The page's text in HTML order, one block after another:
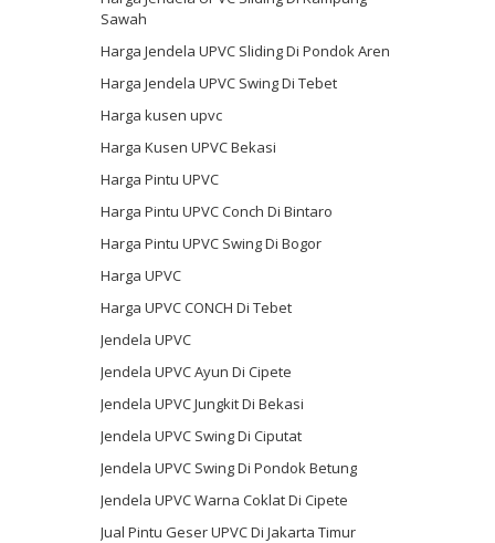
Sawah
Harga Jendela UPVC Sliding Di Pondok Aren
Harga Jendela UPVC Swing Di Tebet
Harga kusen upvc
Harga Kusen UPVC Bekasi
Harga Pintu UPVC
Harga Pintu UPVC Conch Di Bintaro
Harga Pintu UPVC Swing Di Bogor
Harga UPVC
Harga UPVC CONCH Di Tebet
Jendela UPVC
Jendela UPVC Ayun Di Cipete
Jendela UPVC Jungkit Di Bekasi
Jendela UPVC Swing Di Ciputat
Jendela UPVC Swing Di Pondok Betung
Jendela UPVC Warna Coklat Di Cipete
Jual Pintu Geser UPVC Di Jakarta Timur